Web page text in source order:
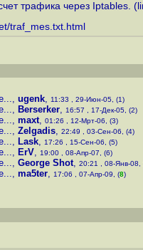
трафика через Iptables.
traf_mes.txt.html
, ugenk, 11:33 , 29-Июн-05, (1)
, Berserker, 16:57 , 17-Дек-05, (2)
, maxt, 01:26 , 12-Мрт-06, (3)
, Zelgadis, 22:49 , 03-Сен-06, (4)
, Lask, 17:26 , 15-Сен-06, (5)
, ErV, 19:00 , 08-Апр-07, (6)
, George Shot, 20:21 , 08-Янв-08,
, ma5ter, 17:06 , 07-Апр-09, (8)